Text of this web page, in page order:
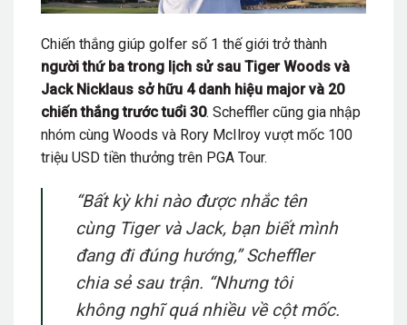
Chiến thắng giúp golfer số 1 thế giới trở thành
người thứ ba trong lịch sử sau Tiger Woods và
Jack Nicklaus sở hữu 4 danh hiệu major và 20
chiến thắng trước tuổi 30. Scheffler cũng gia nhập
nhóm cùng Woods và Rory McIlroy vượt mốc 100
triệu USD tiền thưởng trên PGA Tour.
“Bất kỳ khi nào được nhắc tên
cùng Tiger và Jack, bạn biết mình
đang đi đúng hướng,” Scheffler
chia sẻ sau trận. “Nhưng tôi
không nghĩ quá nhiều về cột mốc.